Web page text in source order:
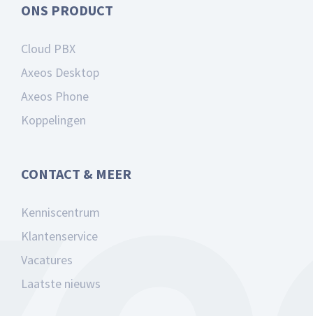
ONS PRODUCT
Cloud PBX
Axeos Desktop
Axeos Phone
Koppelingen
CONTACT & MEER
Kenniscentrum
Klantenservice
Vacatures
Laatste nieuws